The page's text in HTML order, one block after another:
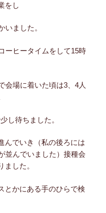
をし
いました。
ーヒータイムをして15時
会場に着いた頃は3、4人
し待ちました。
んでいき（私の後ろには
並んでいました）接種会
した。
とかにある手のひらで検